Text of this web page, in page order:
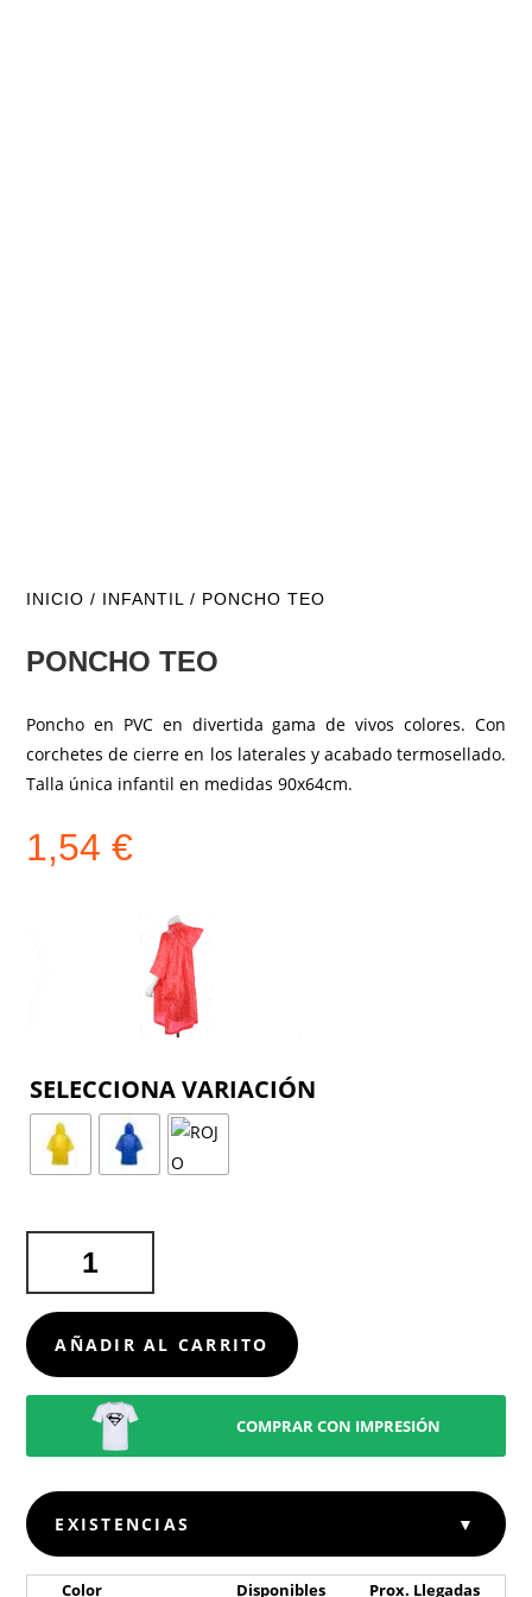
INICIO / INFANTIL / PONCHO TEO
PONCHO TEO
Poncho en PVC en divertida gama de vivos colores. Con
corchetes de cierre en los laterales y acabado termosellado.
Talla única infantil en medidas 90x64cm.
1,54€
CANTIDAD
AÑADIR AL CARRITO
COMPRAR CON IMPRESIÓN
EXISTENCIAS ▼
Color Disponibles Prox. Llegadas